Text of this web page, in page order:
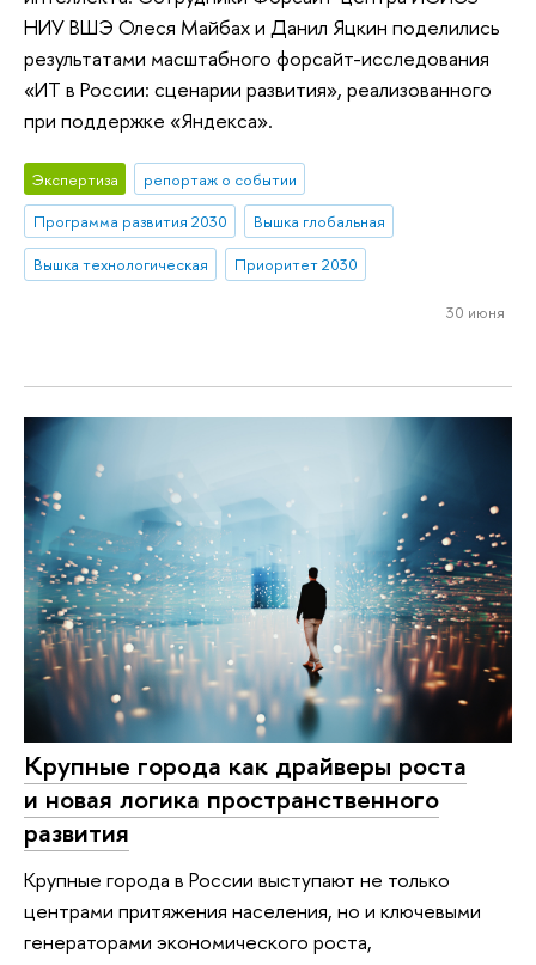
НИУ ВШЭ Олеся Майбах и Данил Яцкин поделились
результатами масштабного форсайт-исследования
«ИТ в России: сценарии развития», реализованного
при поддержке «Яндекса».
Экспертиза
репортаж о событии
Программа развития 2030
Вышка глобальная
Вышка технологическая
Приоритет 2030
30 июня
Крупные города как драйверы роста
и новая логика пространственного
развития
Крупные города в России выступают не только
центрами притяжения населения, но и ключевыми
генераторами экономического роста,